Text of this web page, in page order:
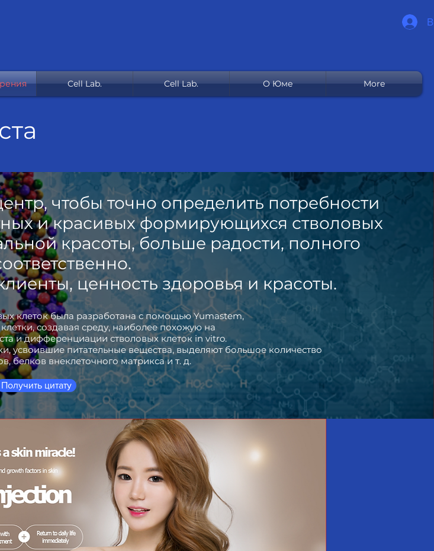
Cell Lab. Cell Lab. О Юме More
чтобы точно определить потребности
и красивых формирующихся стволовых
красоты, больше радости, полного
ценность здоровья и красоты.
клеток была разработана с помощью Yumastem,
создавая среду, наиболее похожую на
и дифференциации стволовых клеток in vitro.
усвоившие питательные вещества, выделяют большое количество
белков внеклеточного матрикса и т. д.
Получить цитату